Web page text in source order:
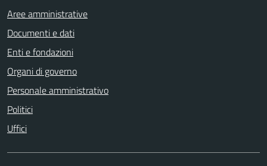
Aree amministrative
Documenti e dati
Enti e fondazioni
Organi di governo
Personale amministrativo
Politici
Uffici